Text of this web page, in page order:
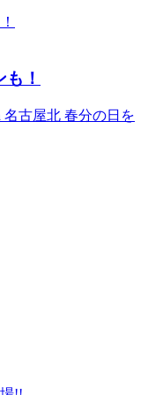
！
古屋北 春分の日を